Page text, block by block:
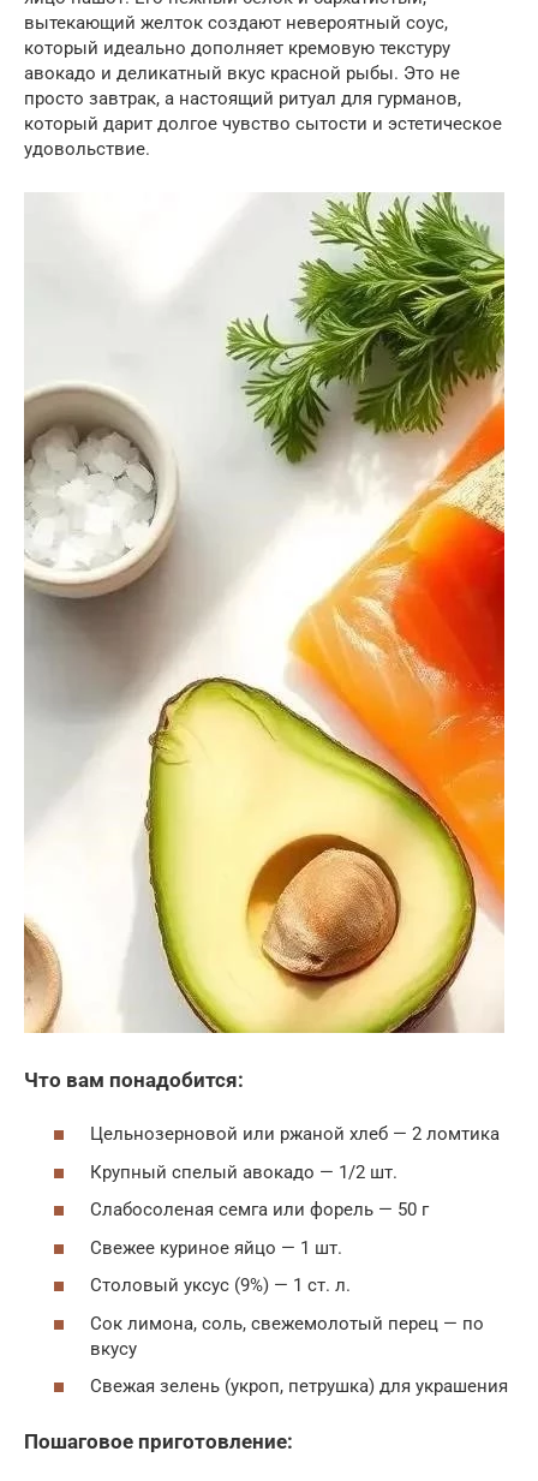
вытекающий желток создают невероятный соус,
который идеально дополняет кремовую текстуру
авокадо и деликатный вкус красной рыбы. Это не
просто завтрак, а настоящий ритуал для гурманов,
который дарит долгое чувство сытости и эстетическое
удовольствие.
Что вам понадобится:
Цельнозерновой или ржаной хлеб — 2 ломтика
Крупный спелый авокадо — 1/2 шт.
Слабосоленая семга или форель — 50 г
Свежее куриное яйцо — 1 шт.
Столовый уксус (9%) — 1 ст. л.
Сок лимона, соль, свежемолотый перец — по
вкусу
Свежая зелень (укроп, петрушка) для украшения
Пошаговое приготовление: